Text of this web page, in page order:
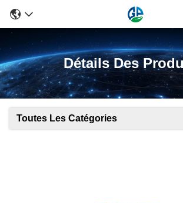
Détails Des
Toutes Les Catégories